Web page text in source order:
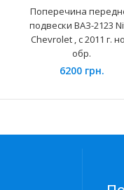
Поперечина
подвески ВАЗ-2123
Chevrolet , с 2011 г.
обр.
6200 грн.